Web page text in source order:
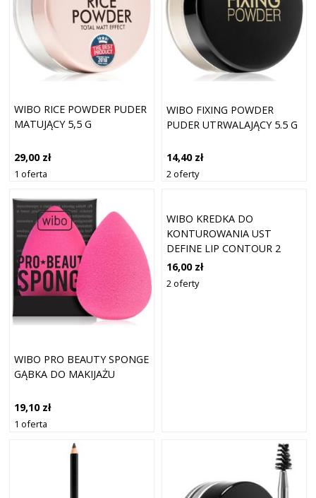
WIBO RICE POWDER PUDER
MATUJĄCY 5,5 G
29,00 zł
1 oferta
WIBO FIXING POWDER
PUDER UTRWALAJĄCY 5.5 G
14,40 zł
2 oferty
WIBO PRO BEAUTY SPONGE
GĄBKA DO MAKIJAŻU
19,10 zł
1 oferta
WIBO KREDKA DO
KONTUROWANIA UST
DEFINE LIP CONTOUR 2
3ML
16,00 zł
2 oferty